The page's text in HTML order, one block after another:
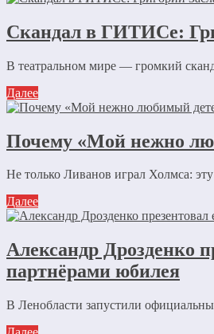
Скандал в ГИТИСе:
В театральном мире — громкий
Далее
Почему «Мой нежно
Не только Ливанов играл Холмса:
Далее
Александр Дрозденко
партнёрами юбилея
В Ленобласти запустили